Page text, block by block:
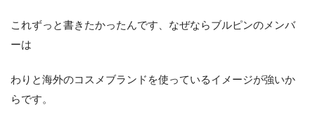
これずっと書きたかったんです、なぜならブルピンのメンバ
ーは
わりと海外のコスメブランドを使っているイメージが強いか
らです。